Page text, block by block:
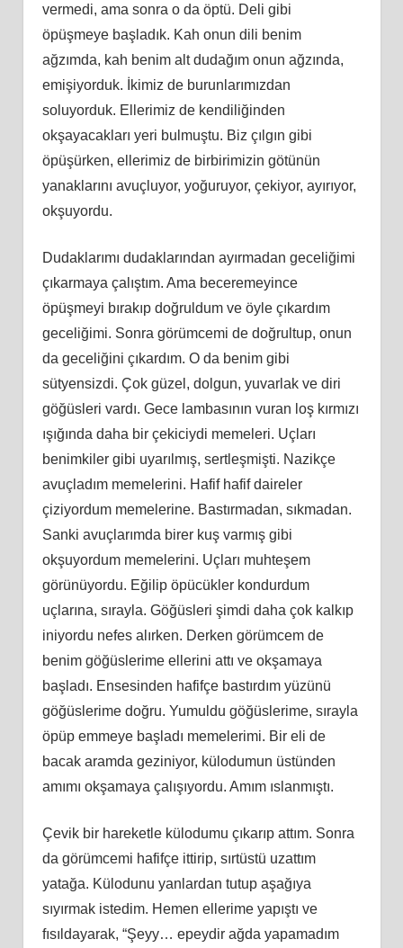
vermedi, ama sonra o da öptü. Deli gibi
öpüşmeye başladık. Kah onun dili benim
ağzımda, kah benim alt dudağım onun ağzında,
emişiyorduk. İkimiz de burunlarımızdan
soluyorduk. Ellerimiz de kendiliğinden
okşayacakları yeri bulmuştu. Biz çılgın gibi
öpüşürken, ellerimiz de birbirimizin götünün
yanaklarını avuçluyor, yoğuruyor, çekiyor, ayırıyor,
okşuyordu.
Dudaklarımı dudaklarından ayırmadan geceliğimi
çıkarmaya çalıştım. Ama beceremeyince
öpüşmeyi bırakıp doğruldum ve öyle çıkardım
geceliğimi. Sonra görümcemi de doğrultup, onun
da geceliğini çıkardım. O da benim gibi
sütyensizdi. Çok güzel, dolgun, yuvarlak ve diri
göğüsleri vardı. Gece lambasının vuran loş kırmızı
ışığında daha bir çekiciydi memeleri. Uçları
benimkiler gibi uyarılmış, sertleşmişti. Nazikçe
avuçladım memelerini. Hafif hafif daireler
çiziyordum memelerine. Bastırmadan, sıkmadan.
Sanki avuçlarımda birer kuş varmış gibi
okşuyordum memelerini. Uçları muhteşem
görünüyordu. Eğilip öpücükler kondurdum
uçlarına, sırayla. Göğüsleri şimdi daha çok kalkıp
iniyordu nefes alırken. Derken görümcem de
benim göğüslerime ellerini attı ve okşamaya
başladı. Ensesinden hafifçe bastırdım yüzünü
göğüslerime doğru. Yumuldu göğüslerime, sırayla
öpüp emmeye başladı memelerimi. Bir eli de
bacak aramda geziniyor, külodumun üstünden
amımı okşamaya çalışıyordu. Amım ıslanmıştı.
Çevik bir hareketle külodumu çıkarıp attım. Sonra
da görümcemi hafifçe ittirip, sırtüstü uzattım
yatağa. Külodunu yanlardan tutup aşağıya
sıyırmak istedim. Hemen ellerime yapıştı ve
fısıldayarak, “Şeyy… epeydir ağda yapamadım